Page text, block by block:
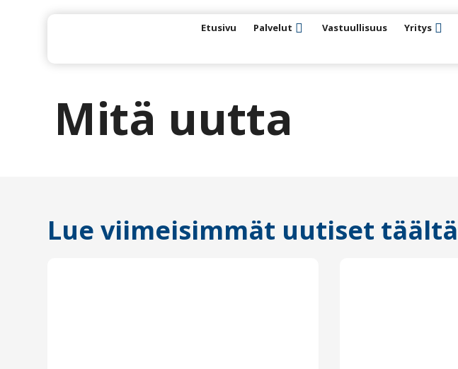
Etusivu Palvelut Vastuullisuus Yritys
Mitä uutta
Lue viimeisimmät uutiset täältä